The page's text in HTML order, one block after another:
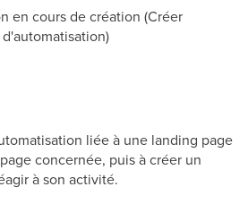
en cours de création (Créer
liée à une landing page
concernée, puis à créer un
à son activité.